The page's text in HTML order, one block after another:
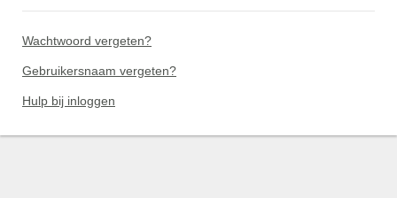
Wachtwoord vergeten?
Gebruikersnaam vergeten?
Hulp bij inloggen